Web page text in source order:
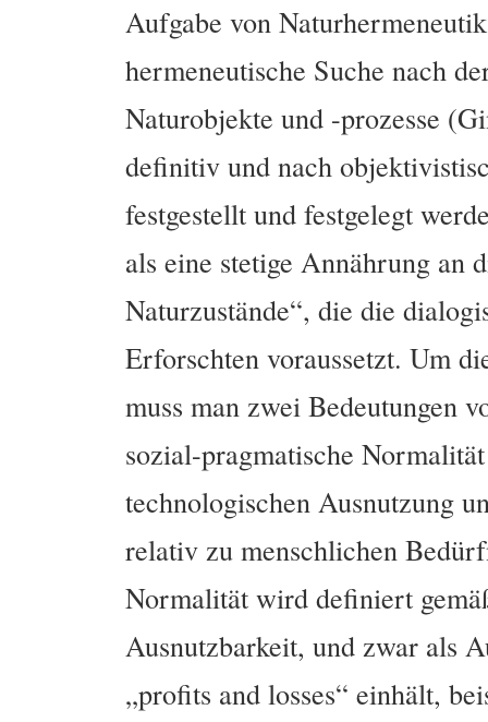
Aufgabe von
hermeneutische Suche nach
Naturobjekte und -prozesse
definitiv und nach
festgestellt und festgelegt
als eine stetige Annährung an
Naturzustände“, die die
Erforschten voraussetzt. Um
muss man zwei Bedeutungen
sozial-pragmatische
technologischen Ausnutzung
relativ zu menschlichen
Normalität wird definiert
Ausnutzbarkeit, und zwar als
„profits and losses“ einhält,